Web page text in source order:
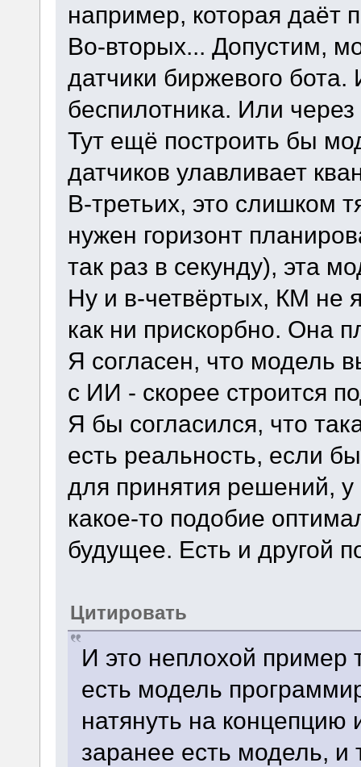
например, которая даёт
Во-вторых... Допустим,
датчики биржевого
беспилотника. Или
Тут ещё построить бы
датчиков улавливает
В-третьих, это слишком
нужен горизонт
так раз в секунду), эта
Ну и в-четвёртых, КМ не
как ни прискорбно. Она
Я согласен, что модель
с ИИ - скорее строится
Я бы согласился, что
есть реальность, если
для принятия решений, у
какое-то подобие
будущее. Есть и другой
Цитировать
И это неплохой пример
есть модель
натянуть на концепцию
заранее есть модель,